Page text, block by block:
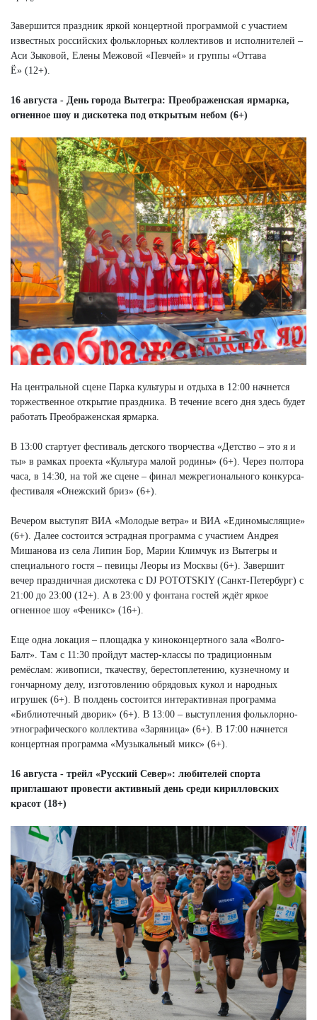
Завершится праздник яркой концертной программой с участием
известных российских фольклорных коллективов и исполнителей –
Аси Зыковой, Елены Межовой «Певчей» и группы «Оттава
Ё» (12+).
16 августа - День города Вытегра: Преображенская ярмарка,
огненное шоу и дискотека под открытым небом (6+)
На центральной сцене Парка культуры и отдыха в 12:00 начнется
торжественное открытие праздника. В течение всего дня здесь будет
работать Преображенская ярмарка.
В 13:00 стартует фестиваль детского творчества «Детство – это я и
ты» в рамках проекта «Культура малой родины» (6+). Через полтора
часа, в 14:30, на той же сцене – финал межрегионального конкурса-
фестиваля «Онежский бриз» (6+).
Вечером выступят ВИА «Молодые ветра» и ВИА «Единомыслящие»
(6+). Далее состоится эстрадная программа с участием Андрея
Мишанова из села Липин Бор, Марии Климчук из Вытегры и
специального гостя – певицы Леоры из Москвы (6+). Завершит
вечер праздничная дискотека с DJ POTOTSKIY (Санкт-Петербург) с
21:00 до 23:00 (12+). А в 23:00 у фонтана гостей ждёт яркое
огненное шоу «Феникс» (16+).
Еще одна локация – площадка у киноконцертного зала «Волго-
Балт». Там с 11:30 пройдут мастер-классы по традиционным
ремёслам: живописи, ткачеству, берестоплетению, кузнечному и
гончарному делу, изготовлению обрядовых кукол и народных
игрушек (6+). В полдень состоится интерактивная программа
«Библиотечный дворик» (6+). В 13:00 – выступления фольклорно-
этнографического коллектива «Заряница» (6+). В 17:00 начнется
концертная программа «Музыкальный микс» (6+).
16 августа - трейл «Русский Север»: любителей спорта
приглашают провести активный день среди кирилловских
красот (18+)